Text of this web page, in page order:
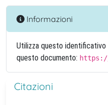
Informazioni
Utilizza questo
questo documento:
Citazioni